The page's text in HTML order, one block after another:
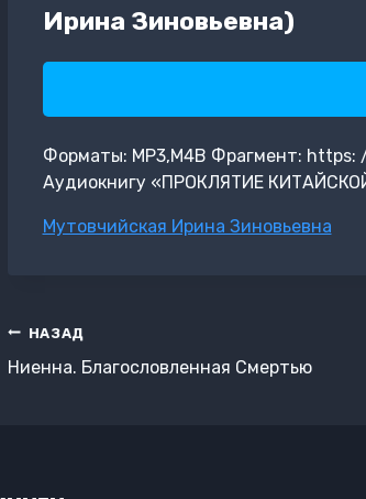
Ирина Зиновьевна)
Форматы: MP3,M4B Фрагмент:
Аудиокнигу «ПРОКЛЯТИЕ
Метки
Мутовчийская Ирина Зиновьевна
Навигация
по
НАЗАД
Ниенна. Благословленная Смертью